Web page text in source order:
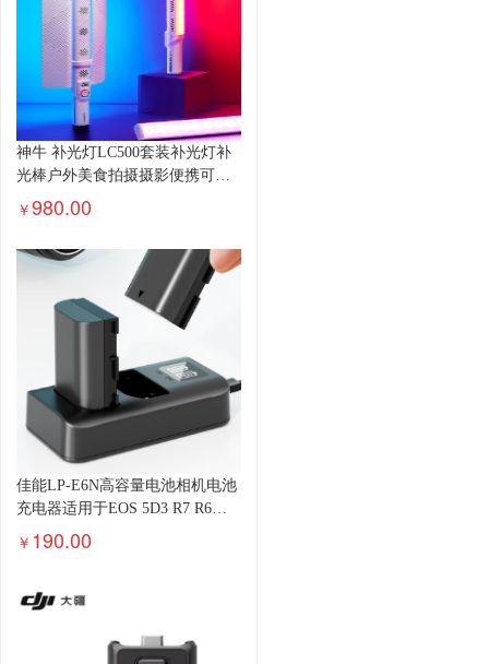
神牛 补光灯LC500套装补光灯补
光棒户外美食拍摄摄影便携可调
色温人像美颜灯补光灯 便携棒灯
￥980.00
佳能LP-E6N高容量电池相机电池
充电器适用于EOS 5D3 R7 R6单
反数码相机
￥ 190.00